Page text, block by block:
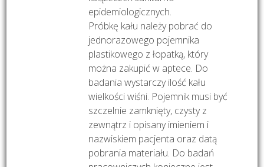
epidemiologicznych.
Próbkę kału należy pobrać do
jednorazowego pojemnika
plastikowego z łopatką, który
można zakupić w aptece. Do
badania wystarczy ilość kału
wielkości wiśni. Pojemnik musi być
szczelnie zamknięty, czysty z
zewnątrz i opisany imieniem i
nazwiskiem pacjenta oraz datą
pobrania materiału. Do badań